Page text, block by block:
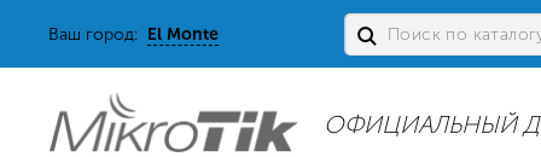
Ваш город: El Monte
ОФИЦИАЛЬНЫЙ